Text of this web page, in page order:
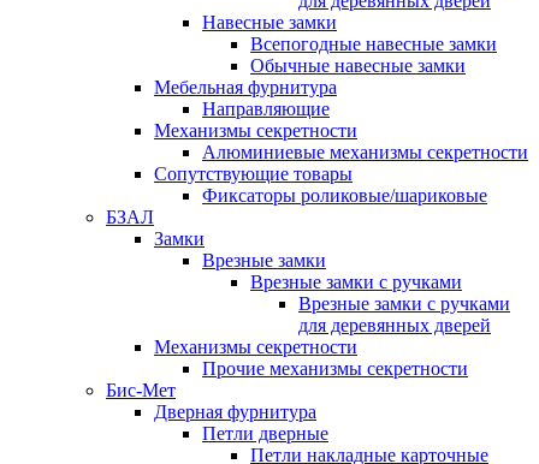
Навесные замки
Всепогодные навесные замки
Обычные навесные замки
Мебельная фурнитура
Направляющие
Механизмы секретности
Алюминиевые механизмы секретности
Сопутствующие товары
Фиксаторы роликовые/шариковые
БЗАЛ
Замки
Врезные замки
Врезные замки с ручками
Врезные замки с ручками
для деревянных дверей
Механизмы секретности
Прочие механизмы секретности
Бис-Мет
Дверная фурнитура
Петли дверные
Петли накладные карточные